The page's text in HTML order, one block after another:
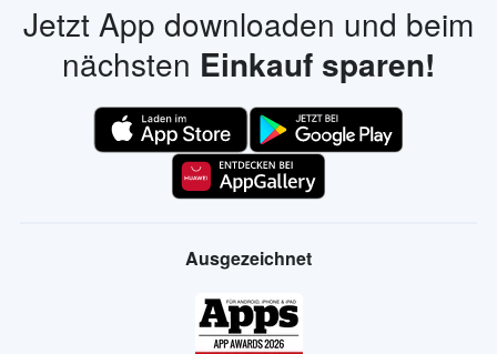
Jetzt App downloaden und beim
nächsten Einkauf sparen!
Ausgezeichnet